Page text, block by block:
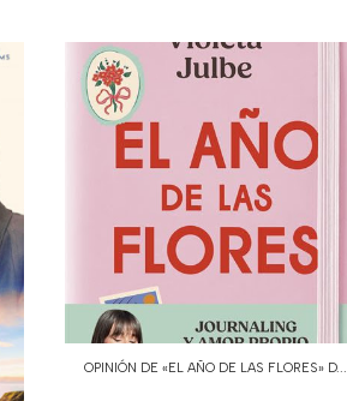
OPINIÓN DE «EL AÑO DE LAS FLORES» D...